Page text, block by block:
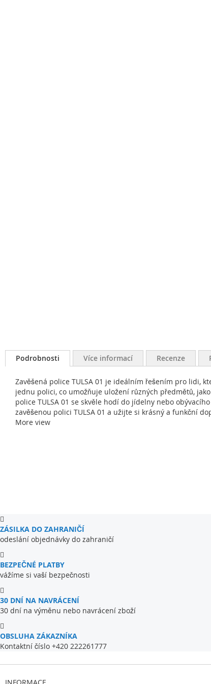
Podrobnosti Více informací Recenze
Zavěšená police TULSA 01 je ideálním řešením pro lidi,
jednu polici, co umožňuje uložení různých předmětů,
police TULSA 01 se skvěle hodí do jídelny nebo
zavěšenou polici TULSA 01 a užijte si krásný a funkční
More view
ZÁSILKA DO ZAHRANIČÍ
odeslání objednávky do zahraničí
BEZPEČNÉ PLATBY
vážíme si vaší bezpečnosti
30 DNÍ NA NAVRÁCENÍ
30 dní na výměnu nebo navrácení zboží
OBSLUHA ZÁKAZNÍKA
Kontaktní číslo +420 222261777